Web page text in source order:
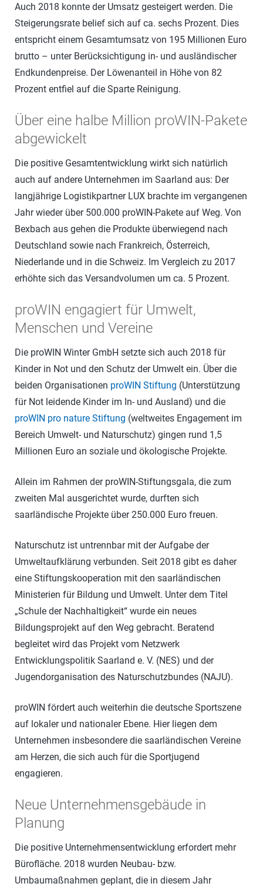
Auch 2018 konnte der Umsatz gesteigert werden. Die
Steigerungsrate belief sich auf ca. sechs Prozent. Dies
entspricht einem Gesamtumsatz von 195 Millionen Euro
brutto – unter Berücksichtigung in- und ausländischer
Endkundenpreise. Der Löwenanteil in Höhe von 82
Prozent entfiel auf die Sparte Reinigung.
Über eine halbe Million proWIN-Pakete
abgewickelt
Die positive Gesamtentwicklung wirkt sich natürlich
auch auf andere Unternehmen im Saarland aus: Der
langjährige Logistikpartner LUX brachte im vergangenen
Jahr wieder über 500.000 proWIN-Pakete auf Weg. Von
Bexbach aus gehen die Produkte überwiegend nach
Deutschland sowie nach Frankreich, Österreich,
Niederlande und in die Schweiz. Im Vergleich zu 2017
erhöhte sich das Versandvolumen um ca. 5 Prozent.
proWIN engagiert für Umwelt,
Menschen und Vereine
Die proWIN Winter GmbH setzte sich auch 2018 für
Kinder in Not und den Schutz der Umwelt ein. Über die
beiden Organisationen proWIN Stiftung (Unterstützung
für Not leidende Kinder im In- und Ausland) und die
proWIN pro nature Stiftung (weltweites Engagement im
Bereich Umwelt- und Naturschutz) gingen rund 1,5
Millionen Euro an soziale und ökologische Projekte.
Allein im Rahmen der proWIN-Stiftungsgala, die zum
zweiten Mal ausgerichtet wurde, durften sich
saarländische Projekte über 250.000 Euro freuen.
Naturschutz ist untrennbar mit der Aufgabe der
Umweltaufklärung verbunden. Seit 2018 gibt es daher
eine Stiftungskooperation mit den saarländischen
Ministerien für Bildung und Umwelt. Unter dem Titel
„Schule der Nachhaltigkeit“ wurde ein neues
Bildungsprojekt auf den Weg gebracht. Beratend
begleitet wird das Projekt vom Netzwerk
Entwicklungspolitik Saarland e. V. (NES) und der
Jugendorganisation des Naturschutzbundes (NAJU).
proWIN fördert auch weiterhin die deutsche Sportszene
auf lokaler und nationaler Ebene. Hier liegen dem
Unternehmen insbesondere die saarländischen Vereine
am Herzen, die sich auch für die Sportjugend
engagieren.
Neue Unternehmensgebäude in
Planung
Die positive Unternehmensentwicklung erfordert mehr
Bürofläche. 2018 wurden Neubau- bzw.
Umbaumaßnahmen geplant, die in diesem Jahr